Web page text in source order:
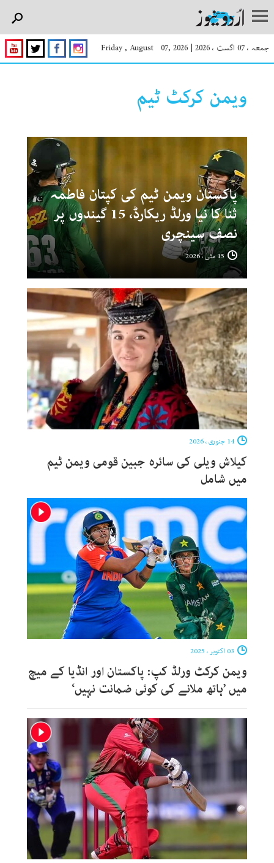
جمعہ ، 07 اگست ، 2026 |
Friday , August 07, 2026
ویمن کرکٹ ٹیم
پاکستان ویمن ٹیم کی کپتان فاطمہ
ثنا کا نیا ورلڈ ریکارڈ، 15 گیندوں پر
نصف سینچری
کیلاش ویلی کی سائرہ جبین قومی ویمن ٹیم
میں شامل
ویمن کرکٹ ورلڈ کپ: پاکستان اور انڈیا کے میچ
میں ’ہاتھ ملانے کی کوئی ضمانت نہیں‘